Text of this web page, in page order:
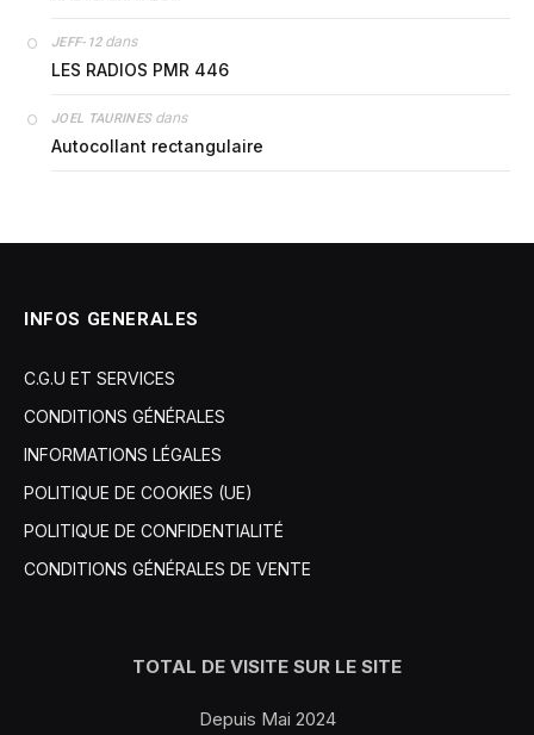
JEFF-12dans
LES RADIOS PMR 446
JOEL TAURINESdans
Autocollant rectangulaire
INFOS GENERALES
C.G.U ET SERVICES
CONDITIONS GÉNÉRALES
INFORMATIONS LÉGALES
POLITIQUE DE COOKIES (UE)
POLITIQUE DE CONFIDENTIALITÉ
CONDITIONS GÉNÉRALES DE VENTE
TOTAL DE VISITE SUR LE SITE
Depuis Mai 2024